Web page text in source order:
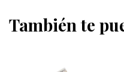
También te